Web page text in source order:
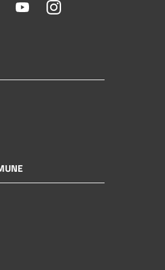
Twitter YoutubeInstagram